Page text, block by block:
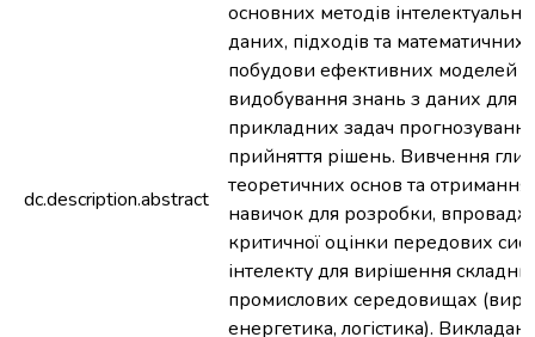
dc.description.abstract
основних методів
даних, підходів та математичних
побудови ефективних моделей
видобування знань з даних для
прикладних задач
прийняття рішень. Вивчення
теоретичних основ та
навичок для розробки,
критичної оцінки передових
інтелекту для вирішення
промислових середовищах
енергетика, логістика).